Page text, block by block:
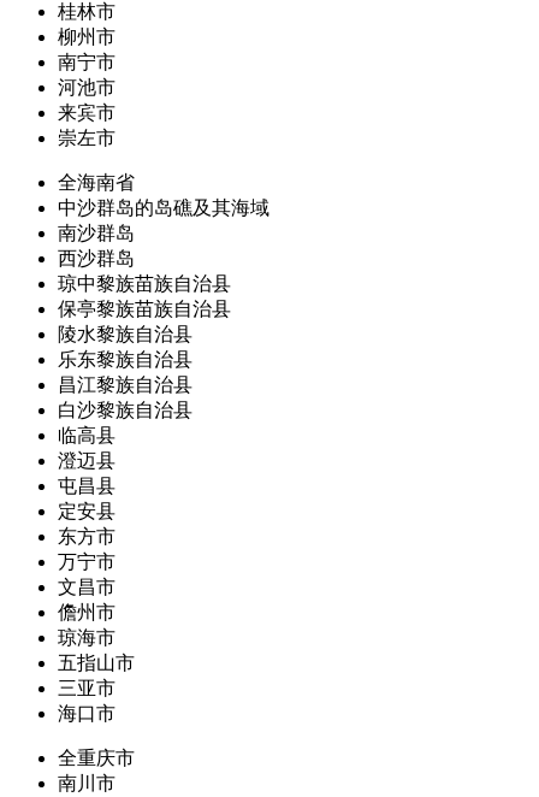
桂林市
柳州市
南宁市
河池市
来宾市
崇左市
全海南省
中沙群岛的岛礁及其海域
南沙群岛
西沙群岛
琼中黎族苗族自治县
保亭黎族苗族自治县
陵水黎族自治县
乐东黎族自治县
昌江黎族自治县
白沙黎族自治县
临高县
澄迈县
屯昌县
定安县
东方市
万宁市
文昌市
儋州市
琼海市
五指山市
三亚市
海口市
全重庆市
南川市